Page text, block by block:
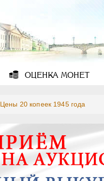
ОЦЕНКА МОНЕТ
Цены 20 копеек 1945 года